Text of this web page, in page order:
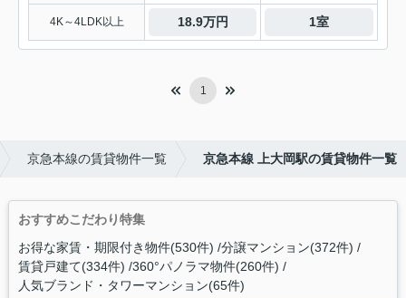
4K～4LDK以上 18.9万円 1室
1
京急本線の賃貸物件一覧 京急本線 上大岡駅の賃貸物件一覧
おすすめこだわり特集
お得な家賃・期限付き物件(530件) 分譲マンション(372件)
賃貸戸建て(334件) 360°パノラマ物件(260件)
人気ブランド・タワーマンション(65件)